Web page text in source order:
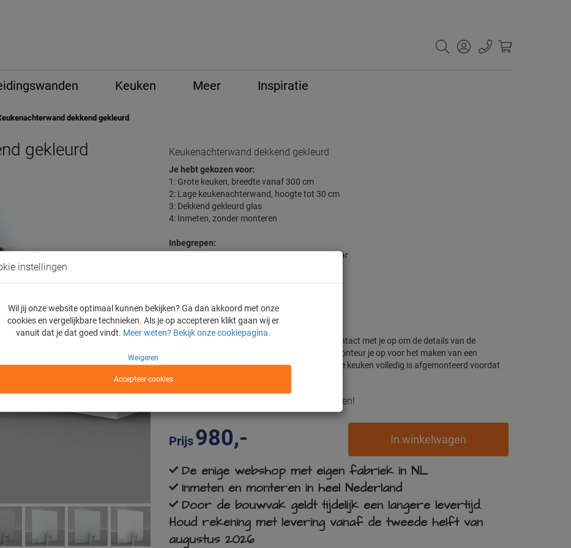
Keuken Meer Inspiratie
dekkend gekleurd
gekleurd Keukenachterwand dekkend gekleurd
Je hebt gekozen voor:
1: Grote keuken, breedte vanaf 300 cm
2: Lage keukenachterwand, hoogte tot 30 cm
3: Dekkend gekleurd glas
4: Inmeten, zonder monteren
Inbegrepen:
- Uitsparing(en) voor stopcontact of schakelaar
- 6 mm gehard veiligheidsglas
Wat is de volgende stap?
Wij nemen binnen 3 werkdagen telefonisch contact met je op om de details van de
aanvraag door te spreken. Hierna belt onze monteur je op voor het maken van een
inmeetafspraak. Let op, het is belangrijk dat de keuken volledig is afgemonteerd voordat
onze monteur komt inmeten.
Vaste prijs, pasgarantie, geen verrassingen!
Prijs980,- In winkelwagen
De enige webshop met eigen fabriek in NL
Inmeten en monteren in heel Nederland
Door de bouwvak geldt tijdelijk een langere levertijd.
Houd rekening met levering vanaf de tweede helft van
augustus 2026
instellingen
Wil jij onze website optimaal kunnen bekijken? Ga dan akkoord met onze
cookies en vergelijkbare technieken. Als je op accepteren klikt gaan wij er
vanuit dat je dat goed vindt. Meer weten? Bekijk onze cookiepagina.
Weigeren
Accepteer cookies